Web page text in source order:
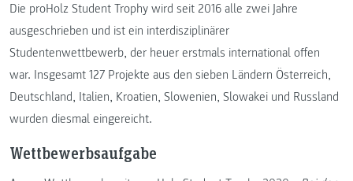
Die proHolz Student Trophy wird seit 2016 alle zwei Jahre
ausgeschrieben und ist ein interdisziplinärer
Studentenwettbewerb, der heuer erstmals international offen
war. Insgesamt 127 Projekte aus den sieben Ländern Österreich,
Deutschland, Italien, Kroatien, Slowenien, Slowakei und Russland
wurden diesmal eingereicht.
Wettbewerbsaufgabe